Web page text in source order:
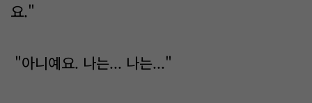
요."
"아니예요. 나는... 나는..."